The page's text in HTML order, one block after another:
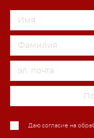
Даю согласие на